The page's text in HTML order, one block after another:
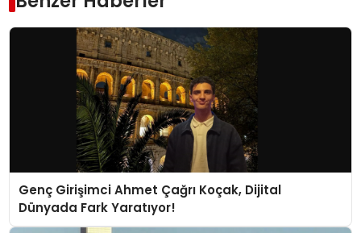
Genç Girişimci Ahmet Çağrı Koçak, Dijital
Dünyada Fark Yaratıyor!